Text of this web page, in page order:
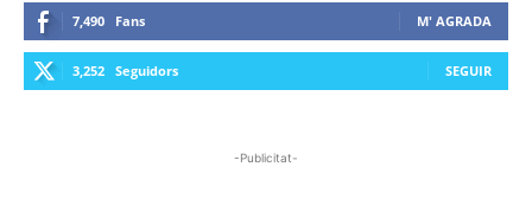
7,490 Fans M' AGRADA
3,252 Seguidors SEGUIR
-Publicitat-